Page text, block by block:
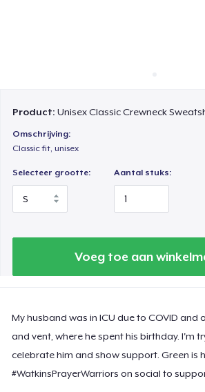
Product:Unisex Classic Crewneck
Omschrijving:
Classic fit, unisex
Selecteer grootte: Aantal stuks:
Voeg toe aan
My husband was in ICU due to COVID and
and vent, where he spent his birthday. I'm
celebrate him and show support. Green is
#WatkinsPrayerWarriors on social to